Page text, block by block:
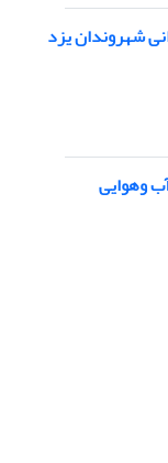
شهروندان یزد
وهوایی